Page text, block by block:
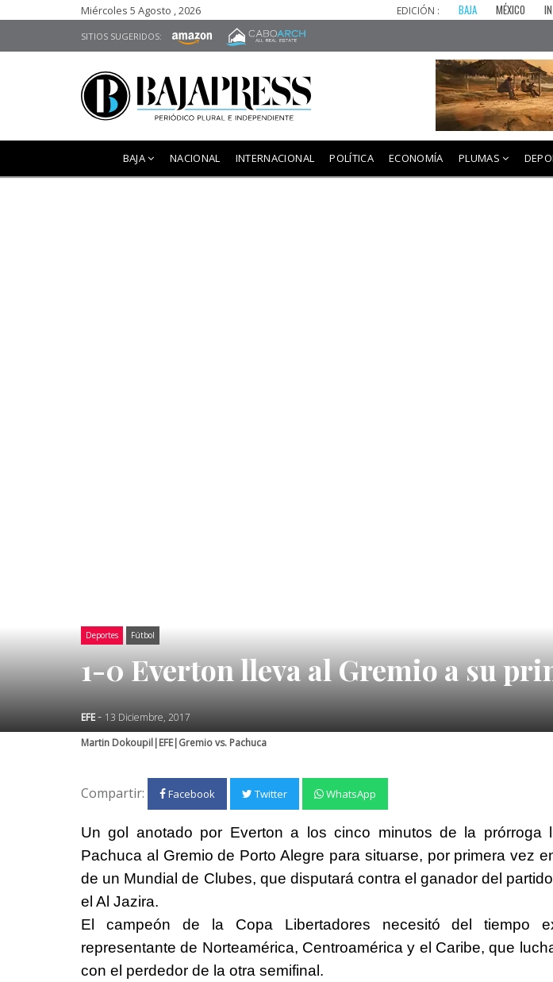
Miércoles 5 Agosto , 2026 EDICIÓN : BAJA MÉXICO
SITIOS SUGERIDOS:
BAJA NACIONAL INTERNACIONAL POLÍTICA ECONOMÍA PLUMAS
Deportes Fútbol
1-0 Everton lleva al Gremio a su
EFE- 13 Diciembre, 2017
Martin Dokoupil|EFE|Gremio vs. Pachuca
Compartir: Facebook Twitter WhatsApp
Un gol anotado por Everton a los cinco minutos de la prórroga
Pachuca al Gremio de Porto Alegre para situarse, por primera vez
de un Mundial de Clubes, que disputará contra el ganador del
el Al Jazira.
El campeón de la Copa Libertadores necesitó del tiempo
representante de Norteamérica, Centroamérica y el Caribe, que
con el perdedor de la otra semifinal.